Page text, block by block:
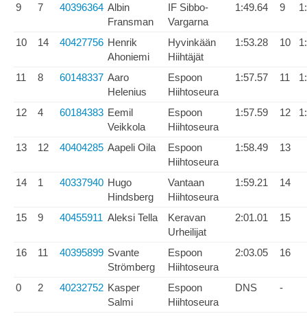
9 7 40396364 Albin
Fransman
IF Sibbo-
Vargarna
1:49.64 9
10 14 40427756 Henrik
Ahoniemi
Hyvinkään
Hiihtäjät
1:53.28 10
11 8 60148337 Aaro
Helenius
Espoon
Hiihtoseura
1:57.57 11
12 4 60184383 Eemil
Veikkola
Espoon
Hiihtoseura
1:57.59 12
13 12 40404285 Aapeli Oila
Espoon
Hiihtoseura
1:58.49 13
14 1 40337940 Hugo
Hindsberg
Vantaan
Hiihtoseura
1:59.21 14
15 9 40455911 Aleksi Tella
Keravan
Urheilijat
2:01.01 15
16 11 40395899 Svante
Strömberg
Espoon
Hiihtoseura
2:03.05 16
0 2 40232752 Kasper
Salmi
Espoon
Hiihtoseura
DNS -